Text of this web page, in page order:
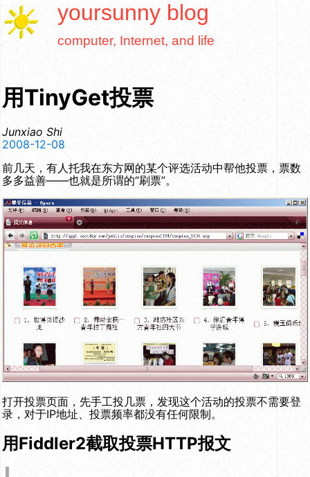
yoursunny blog
computer, Internet, and life
用TinyGet投票
Junxiao Shi
2008-12-08
前几天，有人托我在东方网的某个评选活动中帮他投票，票数
多多益善——也就是所谓的“刷票”。
打开投票页面，先手工投几票，发现这个活动的投票不需要登
录，对于IP地址、投票频率都没有任何限制。
用Fiddler2截取投票HTTP报文